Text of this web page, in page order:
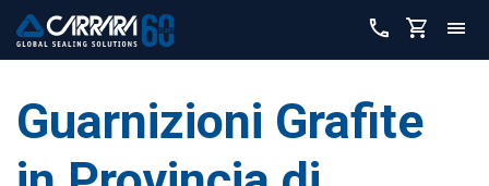
Guarnizioni Grafite